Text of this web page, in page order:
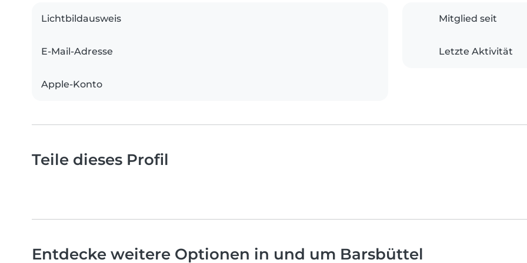
Lichtbildausweis
E-Mail-Adresse
Apple-Konto
Mitglied seit
Letzte Aktivität
Teile dieses Profil
Entdecke weitere Optionen in und um Barsbüttel